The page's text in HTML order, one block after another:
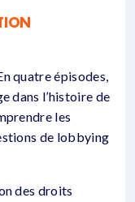
quatre épisodes,
dans l’histoire de
les
de lobbying
des droits